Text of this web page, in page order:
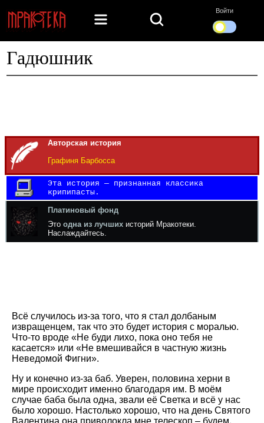
Войти
Гадюшник
Авторская история
Графиня Барбосса
Эта история — признанная классика
крипипасты.
Платиновый фонд
Этоодна из лучших историй Мракотеки.
Наслаждайтесь.
Всё случилось из-за того, что я стал долбаным
извращенцем, так что это будет история с моралью.
Что-то вроде «Не буди лихо, пока оно тебя не
касается» или «Не вмешивайся в частную жизнь
Неведомой Фигни».
Ну и конечно из-за баб. Уверен, половина херни в
мире происходит именно благодаря им. В моём
случае баба была одна, звали её Светка и всё у нас
было хорошо. Настолько хорошо, что на день Святого
Валентина она приволокла мне телескоп – будем,